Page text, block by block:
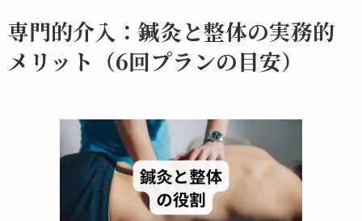
専門的介入：鍼灸と整体の実務的
メリット（6回プランの目安）